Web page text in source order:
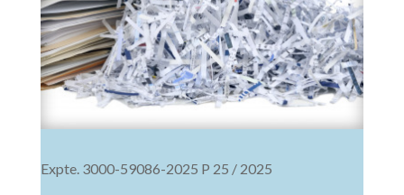
Expte. 3000-59086-2025 P 25 / 2025